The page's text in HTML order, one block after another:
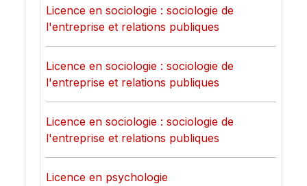
Licence en sociologie : sociologie de
l'entreprise et relations publiques
Licence en sociologie : sociologie de
l'entreprise et relations publiques
Licence en sociologie : sociologie de
l'entreprise et relations publiques
Licence en psychologie